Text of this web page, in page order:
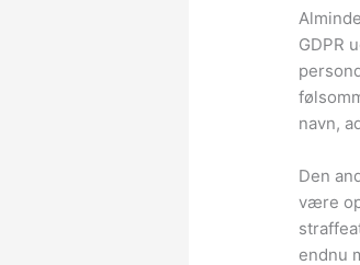
GDPR
navn,
Den
være
endnu